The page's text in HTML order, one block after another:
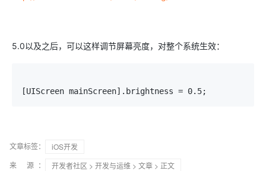
5.0以及之后，可以这样调节屏幕亮度，对整个系统生效：
[UIScreen mainScreen].brightness = 0.5;
文章标签：
iOS开发
来 源：
开发者社区 > 开发与运维 > 文章 > 正文